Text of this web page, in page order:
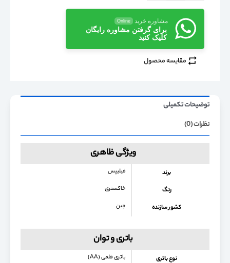
مشاوره خرید Online
برای گرفتن مشاوره رایگان
کلیک کنید
مقایسه محصول
توضیحات تکمیلی
نظرات (0)
ویژگی ظاهری
برند فیلیپس
رنگ خاکستری
کشور سازنده چین
باتری و توان
نوع باتری باتری قلمی (AA)